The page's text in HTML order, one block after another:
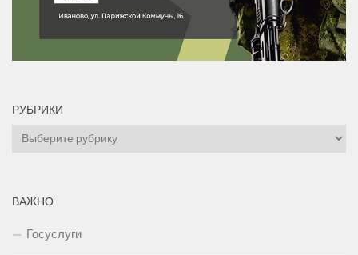
РУБРИКИ
Рубрики
ВАЖНО
Госуслуги